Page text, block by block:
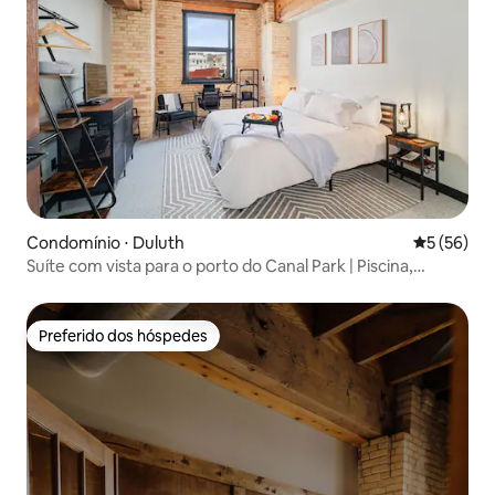
Condomínio ⋅ Duluth 5 de uma
5 (56)
Suíte com vista para o porto do Canal Park | Piscina,
Preferido dos hóspedes
Preferido dos hóspedes